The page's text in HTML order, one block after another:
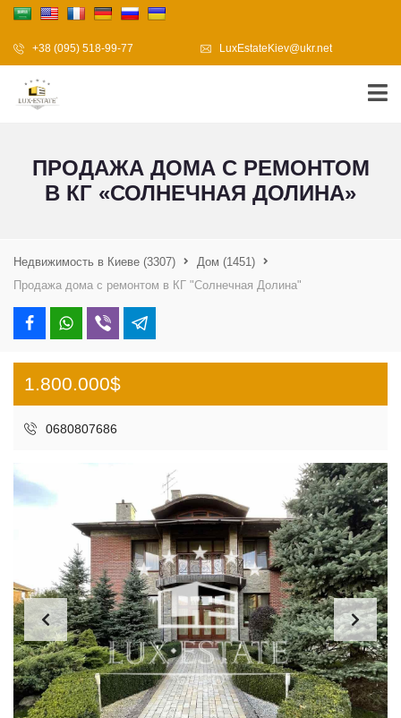
+38 (095) 518-99-77 LuxEstateKiev@ukr.net
ПРОДАЖА ДОМА С РЕМОНТОМ
В КГ «СОЛНЕЧНАЯ ДОЛИНА»
Недвижимость в Киеве (3307) Дом (1451)
Продажа дома с ремонтом в КГ "Солнечная Долина"
1.800.000$
0680807686